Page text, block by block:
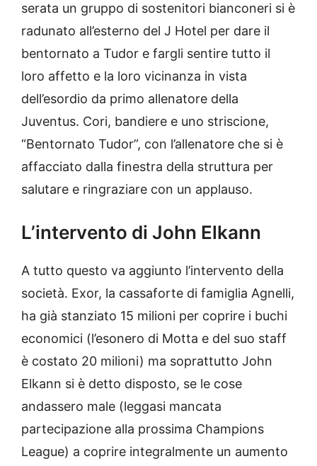
serata un gruppo di sostenitori bianconeri si è
radunato all’esterno del J Hotel per dare il
bentornato a Tudor e fargli sentire tutto il
loro affetto e la loro vicinanza in vista
dell’esordio da primo allenatore della
Juventus. Cori, bandiere e uno striscione,
“Bentornato Tudor”, con l’allenatore che si è
affacciato dalla finestra della struttura per
salutare e ringraziare con un applauso.
L’intervento di John Elkann
A tutto questo va aggiunto l’intervento della
società. Exor, la cassaforte di famiglia Agnelli,
ha già stanziato 15 milioni per coprire i buchi
economici (l’esonero di Motta e del suo staff
è costato 20 milioni) ma soprattutto John
Elkann si è detto disposto, se le cose
andassero male (leggasi mancata
partecipazione alla prossima Champions
League) a coprire integralmente un aumento